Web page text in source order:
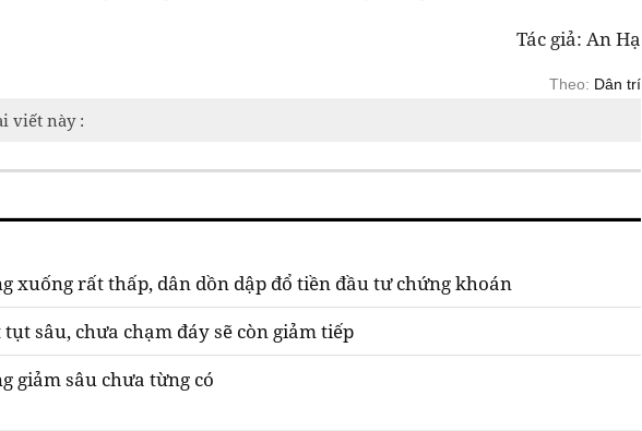
Tác giả: An Hạ
Theo: Dân trí
viết này :
xuống rất thấp, dân dồn dập đổ tiền đầu tư chứng khoán
sâu, chưa chạm đáy sẽ còn giảm tiếp
giảm sâu chưa từng có